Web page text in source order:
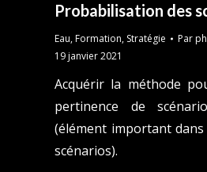
Probabilisation des
Eau, Formation, Stratégie Par
19 janvier 2021
Acquérir la méthode
pertinence de
(élément important
scénarios).